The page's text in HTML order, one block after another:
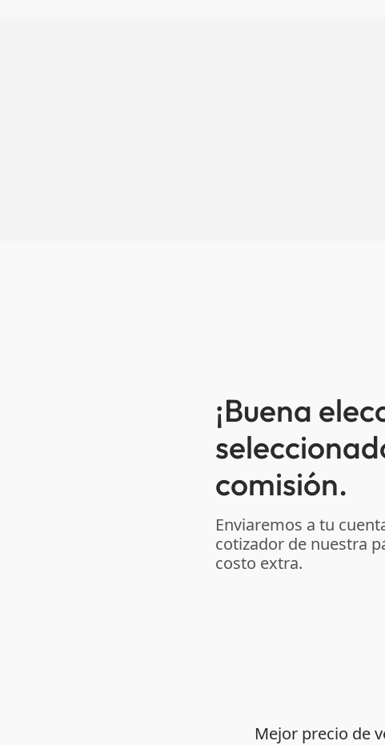
¡Buena
comisión.
Enviaremos a tu
cotizador de nuestra
costo extra.
Mejor precio de